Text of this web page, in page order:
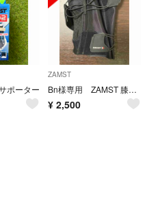
ポーター
ZAMST
Bn様専用 ZAMST 膝 サポーター ザムスト RK-1 Plus 左Ｌ
¥ 2,500